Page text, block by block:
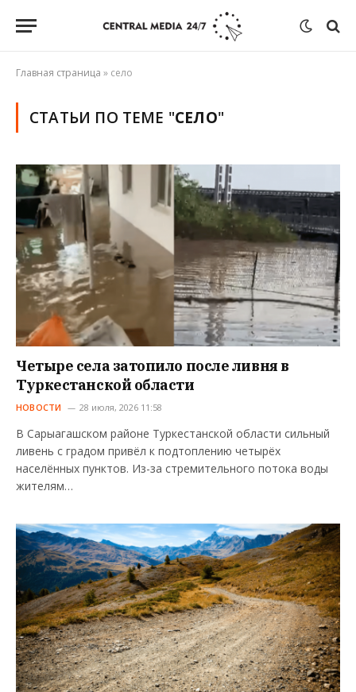
Главная страница » село
СТАТЬИ ПО ТЕМЕ "СЕЛО"
Четыре села затопило после ливня в
Туркестанской области
НОВОСТИ 28 июля, 2026 11:58
В Сарыагашском районе Туркестанской области сильный
ливень с градом привёл к подтоплению четырёх
населённых пунктов. Из-за стремительного потока воды
жителям…